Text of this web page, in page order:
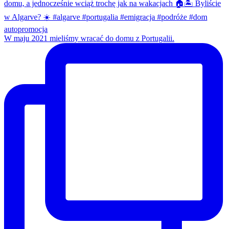
W maju 2021 mieliśmy wracać do domu z Portugalii.